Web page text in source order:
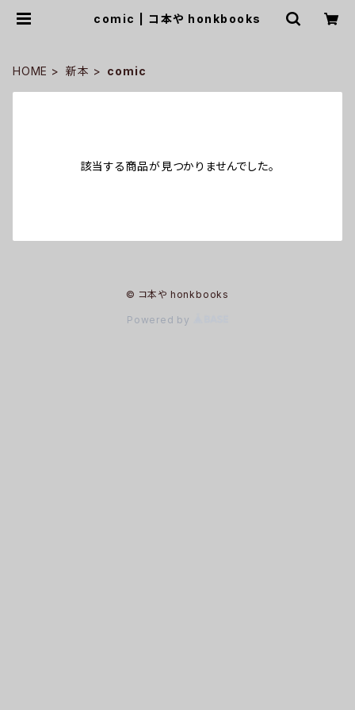
comic | コ本や honkbooks
HOME 新本 comic
該当する商品が見つかりませんでした。
© コ本や honkbooks
Powered by